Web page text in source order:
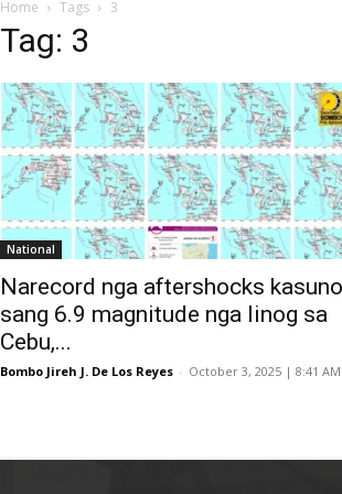
Home Tags 3
Tag: 3
National
Narecord nga aftershocks
sang 6.9 magnitude nga linog sa
Cebu,...
Bombo Jireh J. De Los Reyes - October 3, 2025 | 8:41 AM